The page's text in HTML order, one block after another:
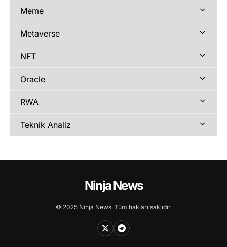
Meme
Metaverse
NFT
Oracle
RWA
Teknik Analiz
Ninja News
© 2025 Ninja News. Tüm hakları saklıdır.